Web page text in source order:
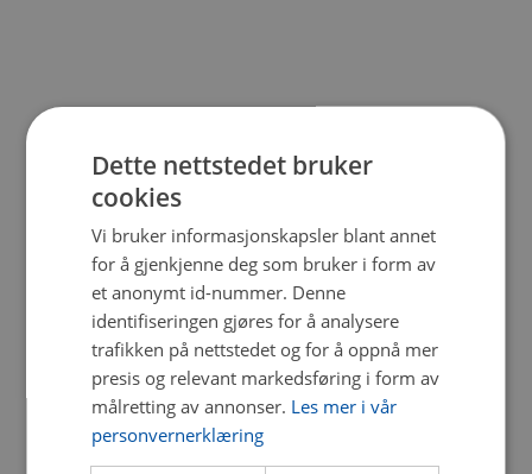
Dette nettstedet bruker
cookies
Vi bruker informasjonskapsler blant annet
for å gjenkjenne deg som bruker i form av
et anonymt id-nummer. Denne
identifiseringen gjøres for å analysere
trafikken på nettstedet og for å oppnå mer
presis og relevant markedsføring i form av
målretting av annonser. Les mer i vår
personvernerklæring